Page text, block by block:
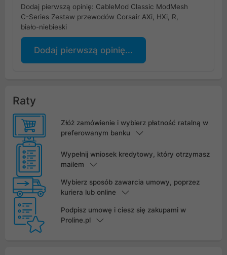
Dodaj pierwszą opinię: CableMod Classic ModMesh
C-Series Zestaw przewodów Corsair AXi, HXi, R,
biało-niebieski
Dodaj pierwszą opinię...
Raty
Złóż zamówienie i wybierz płatność ratalną w
preferowanym banku
Wypełnij wniosek kredytowy, który otrzymasz
mailem
Wybierz sposób zawarcia umowy, poprzez
kuriera lub online
Podpisz umowę i ciesz się zakupami w
Proline.pl